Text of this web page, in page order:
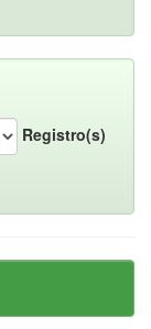
Registro(s)